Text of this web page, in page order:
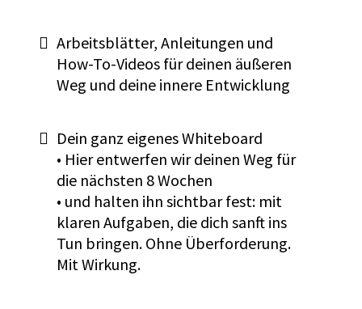
Arbeitsblätter, Anleitungen und
How-To-Videos für deinen äußeren
Weg und deine innere Entwicklung
Dein ganz eigenes Whiteboard
• Hier entwerfen wir deinen Weg für
die nächsten 8 Wochen
• und halten ihn sichtbar fest: mit
klaren Aufgaben, die dich sanft ins
Tun bringen. Ohne Überforderung.
Mit Wirkung.